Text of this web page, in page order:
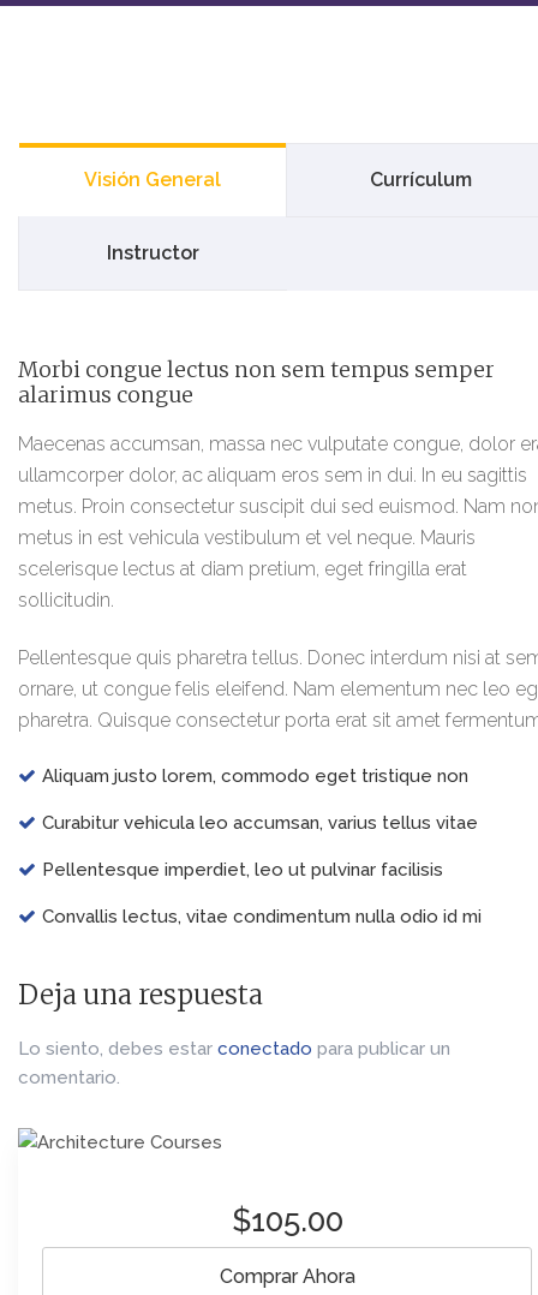
Visión General Currículum
Instructor
Morbi congue lectus non sem tempus semper
alarimus congue
Maecenas accumsan, massa nec vulputate congue, dolor
ullamcorper dolor, ac aliquam eros sem in dui. In eu sagittis
metus. Proin consectetur suscipit dui sed euismod. Nam
metus in est vehicula vestibulum et vel neque. Mauris
scelerisque lectus at diam pretium, eget fringilla erat
sollicitudin.
Pellentesque quis pharetra tellus. Donec interdum nisi at
ornare, ut congue felis eleifend. Nam elementum nec leo
pharetra. Quisque consectetur porta erat sit amet
Aliquam justo lorem, commodo eget tristique non
Curabitur vehicula leo accumsan, varius tellus vitae
Pellentesque imperdiet, leo ut pulvinar facilisis
Сonvallis lectus, vitae condimentum nulla odio id mi
Deja una respuesta
Lo siento, debes estar conectado para publicar un
comentario.
$105.00
Comprar Ahora